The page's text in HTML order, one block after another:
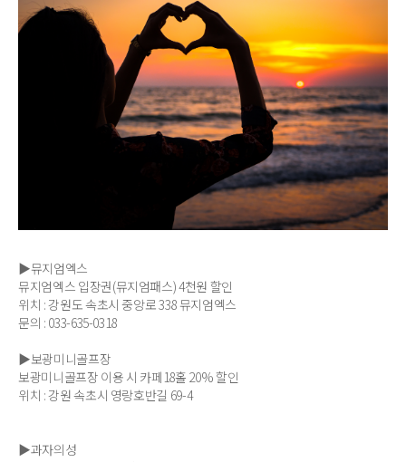
▶뮤지엄엑스
뮤지엄엑스 입장권(뮤지엄패스) 4천원 할인
위치 : 강원도 속초시 중앙로 338 뮤지엄엑스
문의 : 033-635-0318
▶보광미니골프장
보광미니골프장 이용 시 카페18홀 20% 할인
위치 : 강원 속초시 영랑호반길 69-4
▶과자의성